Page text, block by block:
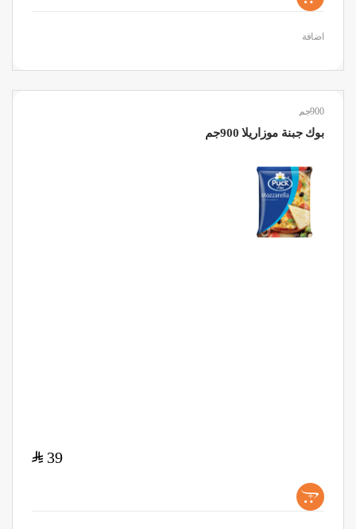
اضافة
900جم
بوك جبنة موزاريلا 900جم
39
$
+